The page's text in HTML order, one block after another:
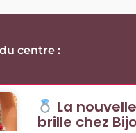
centre :
La
brille chez